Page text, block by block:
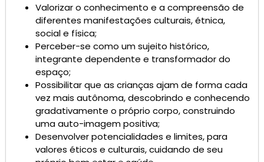
Valorizar o conhecimento e a compreensão de
diferentes manifestações culturais, étnica,
social e física;
Perceber-se como um sujeito histórico,
integrante dependente e transformador do
espaço;
Possibilitar que as crianças ajam de forma cada
vez mais autônoma, descobrindo e conhecendo
gradativamente o próprio corpo, construindo
uma auto-imagem positiva;
Desenvolver potencialidades e limites, para
valores éticos e culturais, cuidando de seu